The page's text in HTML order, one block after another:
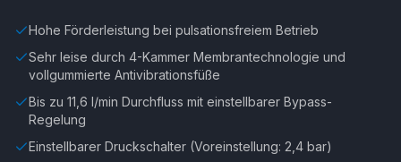
Hohe Förderleistung bei pulsationsfreiem Betrieb
Sehr leise durch 4-Kammer Membrantechnologie und
vollgummierte Antivibrationsfüße
Bis zu 11,6 l/min Durchfluss mit einstellbarer Bypass-
Regelung
Einstellbarer Druckschalter (Voreinstellung: 2,4 bar)